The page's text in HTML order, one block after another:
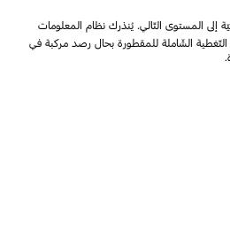
إلى المستوى التّالي. يُنذرك نظام المعلومات
الشّاملة للمقطورة بحال رصد مركبة في